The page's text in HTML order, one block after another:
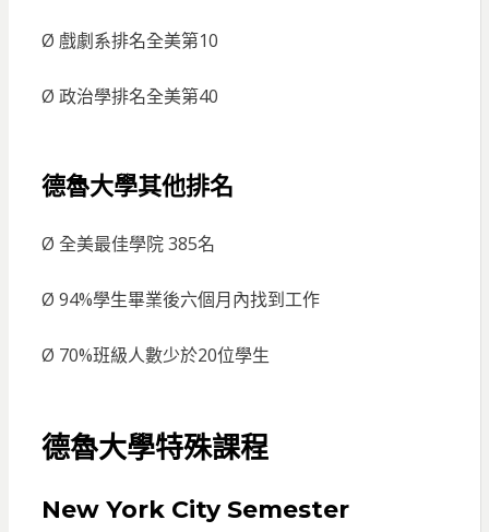
Ø 戲劇系排名全美第10
Ø 政治學排名全美第40
德魯大學其他排名
Ø 全美最佳學院 385名
Ø 94%學生畢業後六個月內找到工作
Ø 70%班級人數少於20位學生
德魯大學特殊課程
New York City Semester